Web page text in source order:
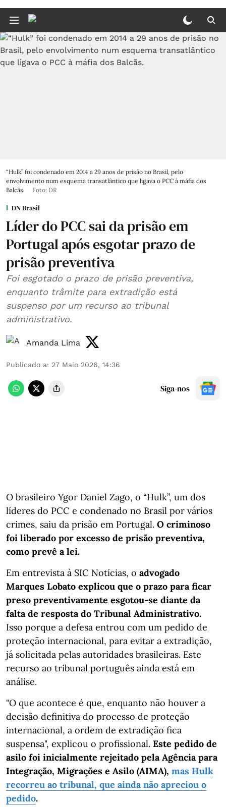
“Hulk” foi condenado em 2014 a 29 anos de prisão no Brasil, pelo
envolvimento num esquema transatlântico que ligava o PCC à máfia dos
Balcãs.
Foto: DR
DN Brasil
Líder do PCC sai da prisão em
Portugal após esgotar prazo de
prisão preventiva
Foi esgotado o prazo de prisão preventiva,
enquanto trâmite para extradição está
suspenso por um recurso ao tribunal
administrativo.
Amanda Lima
Publicado a: 27 Maio 2026, 14:36
Siga-nos
O brasileiro Ygor Daniel Zago, o “Hulk”, um dos
líderes do PCC e condenado no Brasil por vários
crimes, saiu da prisão em Portugal. O criminoso
foi liberado por excesso de prisão preventiva,
como prevê a lei.
Em entrevista à SIC Notícias, o advogado
Marques Lobato explicou que o prazo para ficar
preso preventivamente esgotou-se diante da
falta de resposta do Tribunal Administrativo.
Isso porque a defesa entrou com um pedido de
proteção internacional, para evitar a extradição,
já solicitada pelas autoridades brasileiras. Este
recurso ao tribunal português ainda está em
análise.
"O que acontece é que, enquanto não houver a
decisão definitiva do processo de proteção
internacional, a ordem de extradição fica
suspensa", explicou o profissional. Este pedido de
asilo foi inicialmente rejeitado pela Agência para
Integração, Migrações e Asilo (AIMA), mas Hulk
recorreu ao tribunal, que ainda não apreciou o
pedido.